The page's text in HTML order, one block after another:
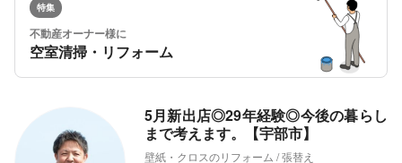
特集
不動産オーナー様に
空室清掃・リフォーム
5月新出店◎29年経験◎今後の暮らし
まで考えます。【宇部市】
壁紙・クロスのリフォーム / 張替え